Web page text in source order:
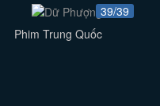
39/39
Phim Trung Quốc